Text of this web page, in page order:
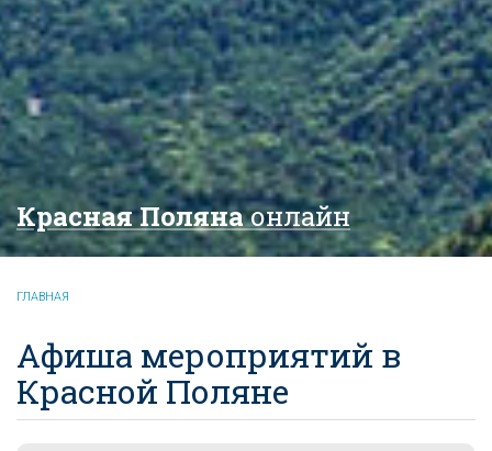
Красная Полянаонлайн
ГЛАВНАЯ
Афиша мероприятий в
Красной Поляне